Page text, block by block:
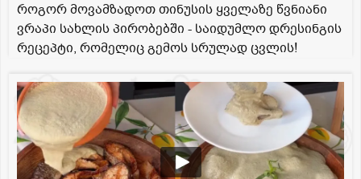
როგორ მოვამზადოთ თინუსის ყველაზე წვნიანი
ვრაპი სახლის პირობებში - საიდუმლო დრესინგის
რეცეპტი, რომელიც გემოს სრულად ცვლის!